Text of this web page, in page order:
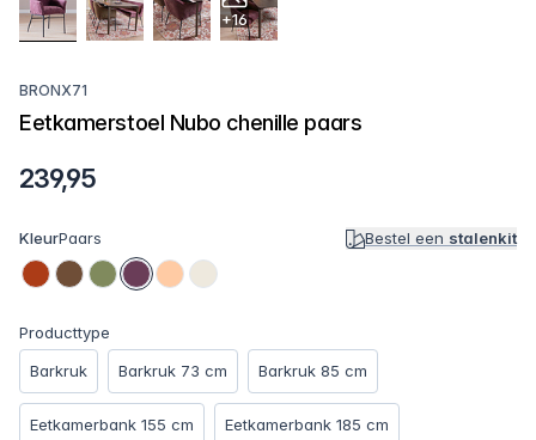
+16
BRONX71
Eetkamerstoel Nubo chenille paars
239,95
KleurPaars Bestel een stalenkit
Producttype
Barkruk
Barkruk 73 cm Barkruk 85 cm
Eetkamerbank 155 cm Eetkamerbank 185 cm